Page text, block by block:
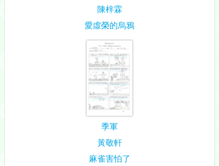
陳梓霖
愛虛榮的烏鴉
季軍
黃敬軒
麻雀害怕了